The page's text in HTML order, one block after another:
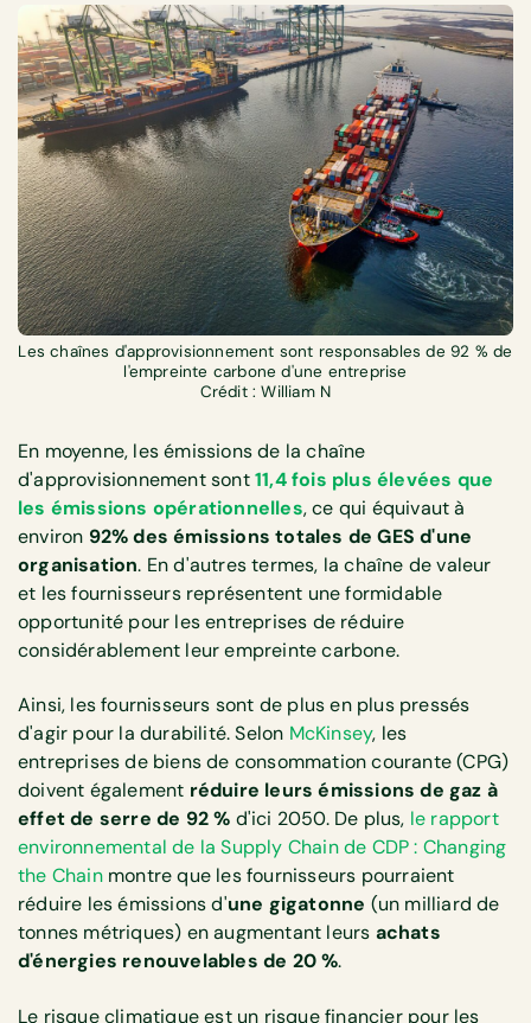
Les chaînes d'approvisionnement sont responsables de 92 % de
l'empreinte carbone d'une entreprise
Crédit : William N
En moyenne, les émissions de la chaîne
d'approvisionnement sont11,4 fois plus élevées que
les émissions opérationnelles, ce qui équivaut à
environ 92% des émissions totales de GES d'une
organisation. En d'autres termes, la chaîne de valeur
et les fournisseurs représentent une formidable
opportunité pour les entreprises de réduire
considérablement leur empreinte carbone.
Ainsi, les fournisseurs sont de plus en plus pressés
d'agir pour la durabilité. Selon McKinsey, les
entreprises de biens de consommation courante (CPG)
doivent également réduire leurs émissions de gaz à
effet de serre de 92 % d'ici 2050. De plus, le rapport
environnemental de la Supply Chain de CDP : Changing
the Chainmontre que les fournisseurs pourraient
réduire les émissions d'une gigatonne (un milliard de
tonnes métriques) en augmentant leurs achats
d'énergies renouvelables de 20 %.
Le risque climatique est un risque financier pour les